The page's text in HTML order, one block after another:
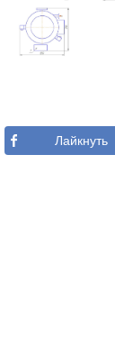
Лайкнуть